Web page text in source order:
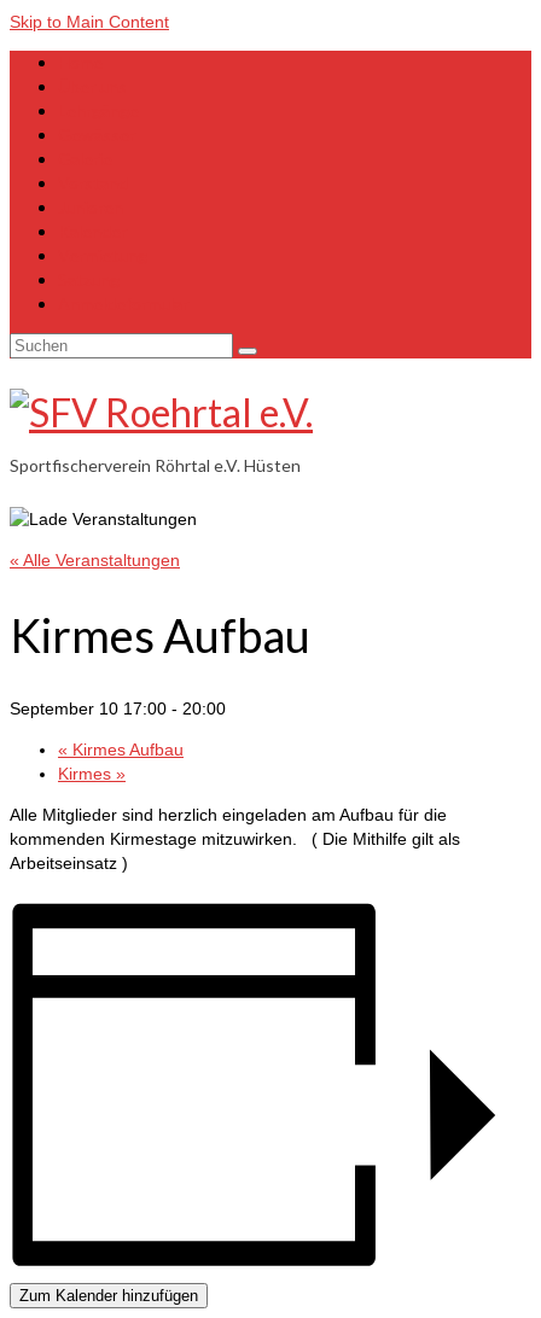
Skip to Main Content
Suchen
Sportfischerverein Röhrtal e.V. Hüsten
« Alle Veranstaltungen
Kirmes Aufbau
September 10 17:00 - 20:00
« Kirmes Aufbau
Kirmes »
Alle Mitglieder sind herzlich eingeladen am Aufbau für die
kommenden Kirmestage mitzuwirken. ( Die Mithilfe gilt als
Arbeitseinsatz )
Zum Kalender hinzufügen